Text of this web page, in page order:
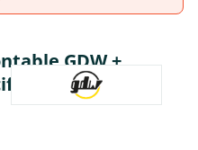
GDW +
7 broches -